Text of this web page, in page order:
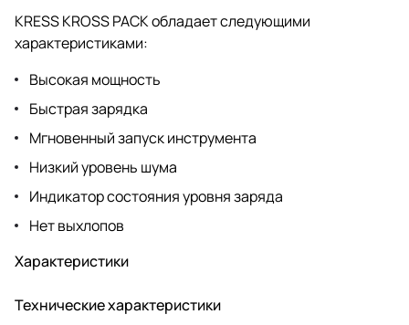
KRESS KROSS PACK обладает следующими
характеристиками:
Высокая мощность
Быстрая зарядка
Мгновенный запуск инструмента
Низкий уровень шума
Индикатор состояния уровня заряда
Нет выхлопов
Характеристики
Технические характеристики